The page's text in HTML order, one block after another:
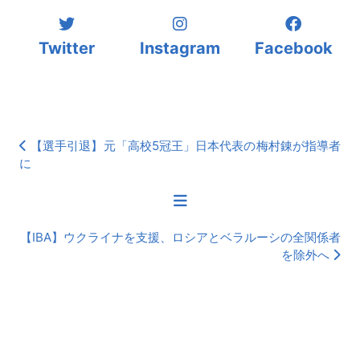
Twitter Instagram Facebook
【選手引退】元「高校5冠王」日本代表の梅村錬が指導者
に
【IBA】ウクライナを支援、ロシアとベラルーシの全関係者
を除外へ